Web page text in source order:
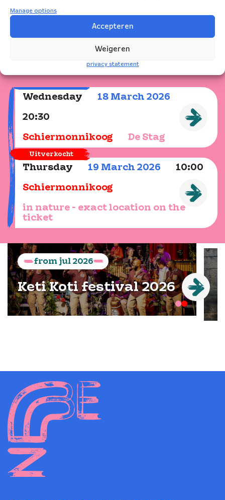
Manage options
Accepteren
Weigeren
privacy statement
Wednesday 18 March 2026
20:30
Schiermonnikoog De Stag
Uitverkocht
Thursday 19 March 2026 10:00
Schiermonnikoog
in nature - exact location on the
ticket
from jul 2026
Keti Koti festival 2026